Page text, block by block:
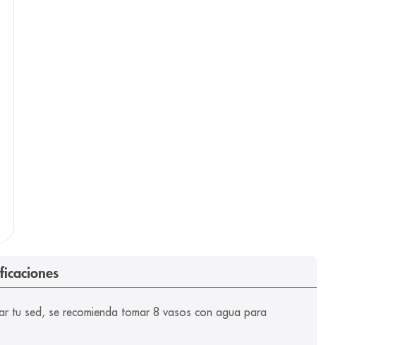
tu sed, se recomienda tomar 8 vasos con agua para